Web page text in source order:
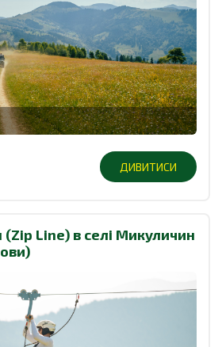
ДИВИТИСИ
(Zip Line) в селі Микуличин